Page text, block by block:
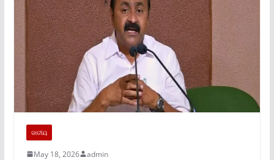
ଜାତୀୟ
May 18, 2026 admin